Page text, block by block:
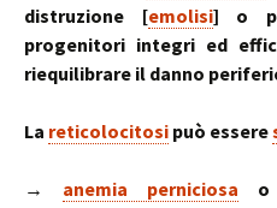
distruzione [emolisi] o
progenitori integri ed
riequilibrare il danno
La reticolocitosi può essere
→ anemia perniciosa o